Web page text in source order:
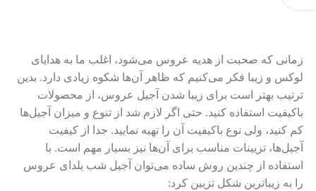
زمانی که صحبت از هدیه عروس می‌شود، اغلب ما به هدایای
لوکس و زیبا فکر می‌کنیم که ظاهر آن‌ها شکوه زیادی دارد. بدین
ترتیب بهتر است برای زیبا شدن آجیل عروس، از محصولات
باکیفیت استفاده کنید. حتی اگر لازم شد از تنوع و میزان آجیل‌ها
کم کنید، ولی نوع باکیفیت آن را تهیه نمایید. جدا از کیفیت
آجیل‌ها، تزیینات مناسب برای آن‌ها نیز بسیار مهم است. با
استفاده از چندین روش ساده می‌توان آجیل شب یلدای عروس
را به زیباترین شکل تزیین کرد: